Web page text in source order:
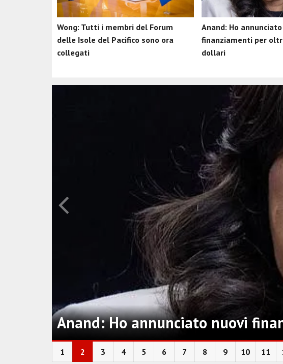
Wong: Tutti i membri del Forum
delle Isole del Pacifico sono ora
collegati
Anand: Ho
finanziamenti per
dollari
Anand: Ho annunciato nuovi
1 2 3 4 5 6 7 8 9 10 11